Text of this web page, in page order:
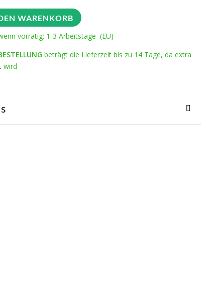
WARENKORB
vorrätig: 1-3 Arbeitstage (EU)
beträgt die Lieferzeit bis zu 14 Tage, da extra
wird